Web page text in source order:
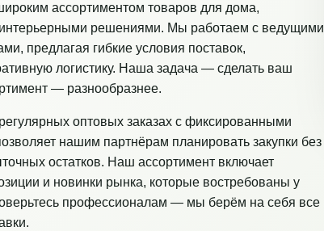
ассортиментом товаров для дома,
решениями. Мы работаем с ведущими
предлагая гибкие условия поставок,
логистику. Наша задача — сделать ваш
— разнообразнее.
оптовых заказах с фиксированными
нашим партнёрам планировать закупки без
остатков. Наш ассортимент включает
и новинки рынка, которые востребованы у
профессионалам — мы берём на себя все